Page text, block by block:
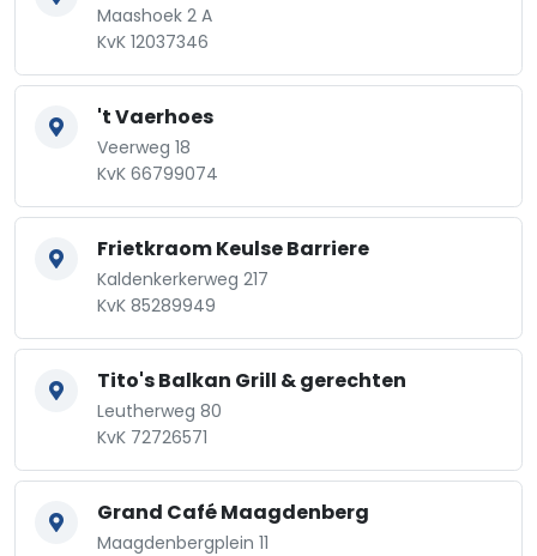
Maashoek 2 A
KvK 12037346
't Vaerhoes
Veerweg 18
KvK 66799074
Frietkraom Keulse Barriere
Kaldenkerkerweg 217
KvK 85289949
Tito's Balkan Grill & gerechten
Leutherweg 80
KvK 72726571
Grand Café Maagdenberg
Maagdenbergplein 11